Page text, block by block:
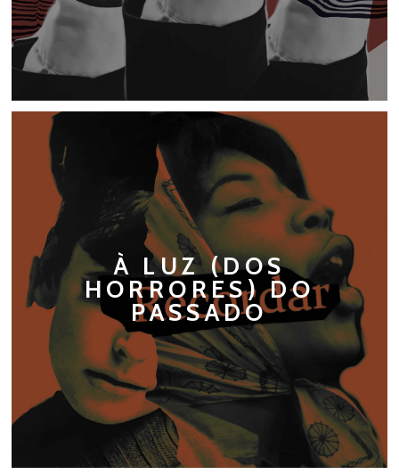
À LUZ (DOS
HORRORES) DO
PASSADO